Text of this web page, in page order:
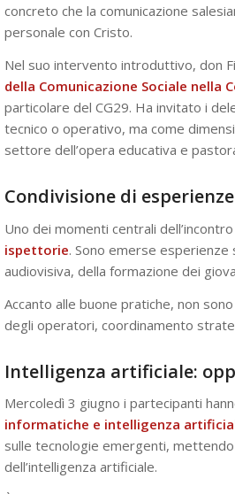
concreto che la comunicazione
personale con Cristo.
Nel suo intervento introduttivo, don
della Comunicazione Sociale nella
particolare del CG29. Ha invitato i
tecnico o operativo, ma come
settore dell’opera educativa e
Condivisione di
Uno dei momenti centrali
ispettorie. Sono emerse
audiovisiva, della formazione dei
Accanto alle buone pratiche, non
degli operatori, coordinamento
Intelligenza artificiale:
Mercoledì 3 giugno i partecipanti
informatiche e intelligenza
sulle tecnologie emergenti,
dell’intelligenza artificiale.